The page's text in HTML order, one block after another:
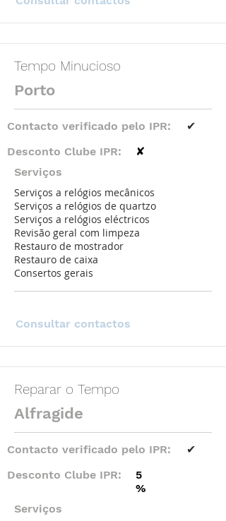
Tempo Minucioso
Porto
Contacto verificado pelo IPR:
✔
Desconto Clube IPR:
✘
Serviços
Serviços a relógios mecânicos
Serviços a relógios de quartzo
Serviços a relógios eléctricos
Revisão geral com limpeza
Restauro de mostrador
Restauro de caixa
Consertos gerais
Consultar contactos
Reparar o Tempo
Alfragide
Contacto verificado pelo IPR:
✔
Desconto Clube IPR:
5
%
Serviços